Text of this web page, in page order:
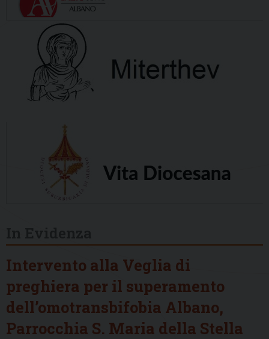
Intervento alla Veglia di
preghiera per il superamento
dell’omotransbifobia Albano,
Parrocchia S. Maria della Stella